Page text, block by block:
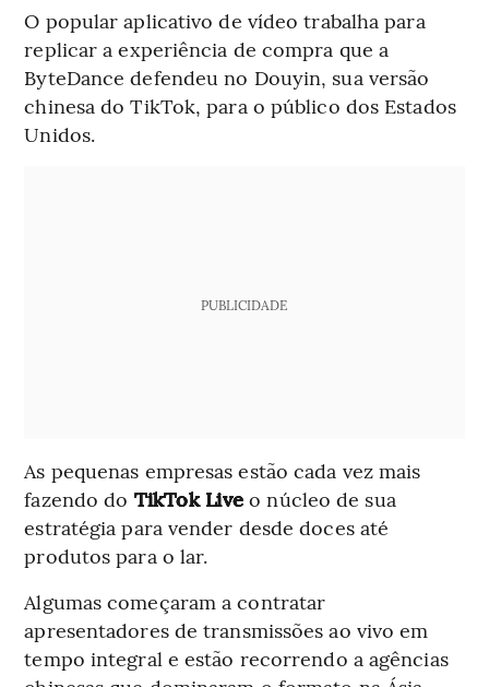
O popular aplicativo de vídeo trabalha para
replicar a experiência de compra que a
ByteDance defendeu no Douyin, sua versão
chinesa do TikTok, para o público dos Estados
Unidos.
PUBLICIDADE
As pequenas empresas estão cada vez mais
fazendo do TikTok Live o núcleo de sua
estratégia para vender desde doces até
produtos para o lar.
Algumas começaram a contratar
apresentadores de transmissões ao vivo em
tempo integral e estão recorrendo a agências